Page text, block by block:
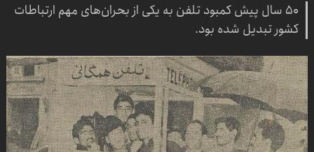
۵۰ سال پیش کمبود تلفن به یکی از بحران‌های مهم ارتباطات
کشور تبدیل شده بود.